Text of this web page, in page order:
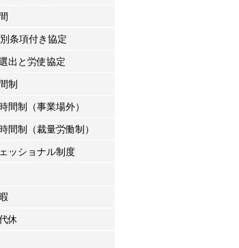
条項付き協定
出と労使協定
制
間制（事業場外）
間制（裁量労働制）
ッショナル制度
休